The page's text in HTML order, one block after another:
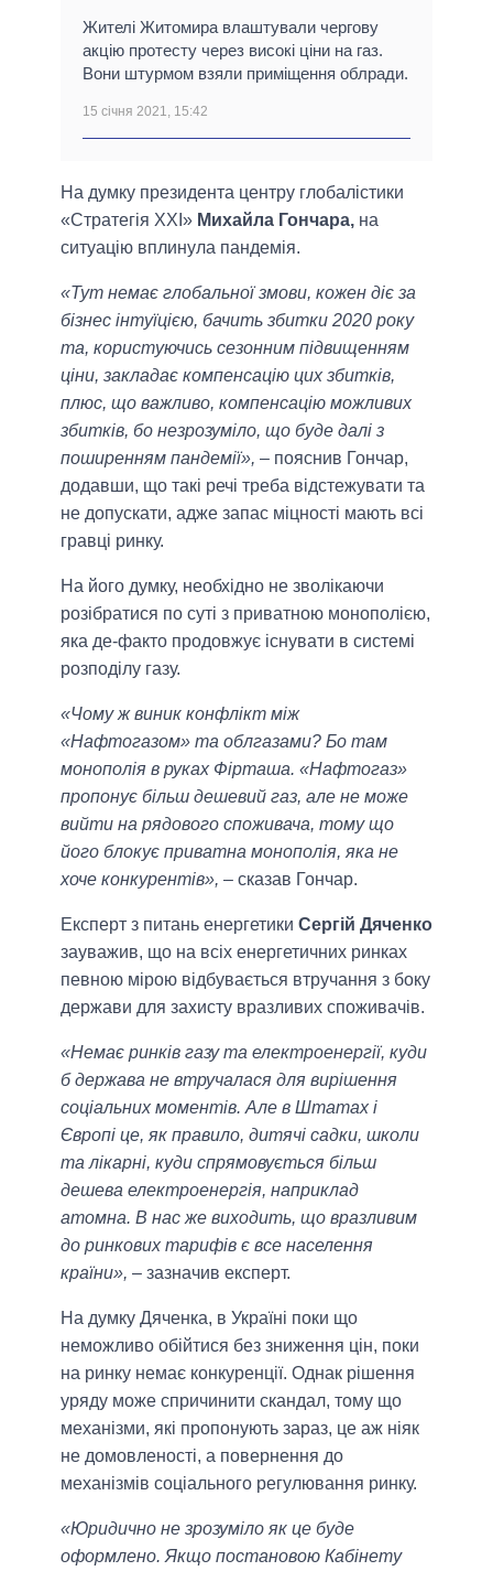
Жителі Житомира влаштували чергову
акцію протесту через високі ціни на газ.
Вони штурмом взяли приміщення облради.
15 січня 2021, 15:42
На думку президента центру глобалістики
«Стратегія XXI» Михайла Гончара, на
ситуацію вплинула пандемія.
«Тут немає глобальної змови, кожен діє за
бізнес інтуїцією, бачить збитки 2020 року
та, користуючись сезонним підвищенням
ціни, закладає компенсацію цих збитків,
плюс, що важливо, компенсацію можливих
збитків, бо незрозуміло, що буде далі з
поширенням пандемії», – пояснив Гончар,
додавши, що такі речі треба відстежувати та
не допускати, адже запас міцності мають всі
гравці ринку.
На його думку, необхідно не зволікаючи
розібратися по суті з приватною монополією,
яка де-факто продовжує існувати в системі
розподілу газу.
«Чому ж виник конфлікт між
«Нафтогазом» та облгазами? Бо там
монополія в руках Фірташа. «Нафтогаз»
пропонує більш дешевий газ, але не може
вийти на рядового споживача, тому що
його блокує приватна монополія, яка не
хоче конкурентів», – сказав Гончар.
Експерт з питань енергетики Сергій Дяченко
зауважив, що на всіх енергетичних ринках
певною мірою відбувається втручання з боку
держави для захисту вразливих споживачів.
«Немає ринків газу та електроенергії, куди
б держава не втручалася для вирішення
соціальних моментів. Але в Штатах і
Європі це, як правило, дитячі садки, школи
та лікарні, куди спрямовується більш
дешева електроенергія, наприклад
атомна. В нас же виходить, що вразливим
до ринкових тарифів є все населення
країни», – зазначив експерт.
На думку Дяченка, в Україні поки що
неможливо обійтися без зниження цін, поки
на ринку немає конкуренції. Однак рішення
уряду може спричинити скандал, тому що
механізми, які пропонують зараз, це аж ніяк
не домовленості, а повернення до
механізмів соціального регулювання ринку.
«Юридично не зрозуміло як це буде
оформлено. Якщо постановою Кабінету